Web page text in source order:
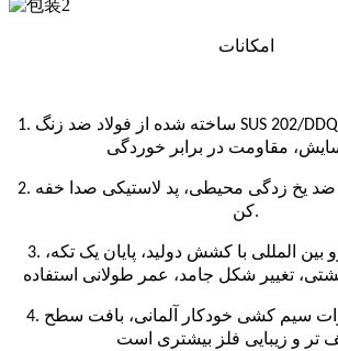
امکانات
1. ساخته شده از فولاد ضد زنگ SUS 202/DDQ304 مواد، مقاوم در
2. تحت پوشش با رنگ ضد یخ زدگی محیطی، پد لاستیکی صدا خفه
کن.
3. اتخاذ فناوری پیشرو بین المللی با کشش دولید، پایان یک تکه،
4. با استفاده از تجهیزات سیم کشی خودکار آلمانی، بافت سطح